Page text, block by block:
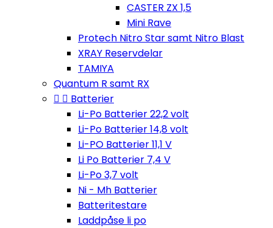
CASTER ZX 1,5
Mini Rave
Protech Nitro Star samt Nitro Blast
XRAY Reservdelar
TAMIYA
Quantum R samt RX
  Batterier
Li-Po Batterier 22,2 volt
Li-Po Batterier 14,8 volt
Li-PO Batterier 11,1 V
Li Po Batterier 7,4 V
Li-Po 3,7 volt
Ni - Mh Batterier
Batteritestare
Laddpåse li po